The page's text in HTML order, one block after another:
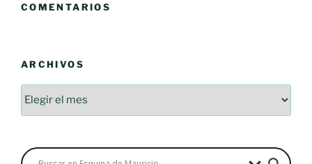
COMENTARIOS
ARCHIVOS
Archivos